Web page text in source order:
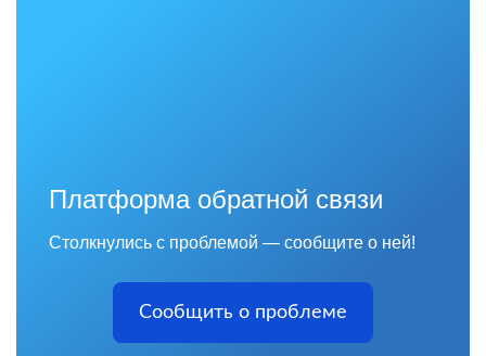
Платформа обратной связи
Столкнулись с проблемой — сообщите о ней!
Сообщить о проблеме